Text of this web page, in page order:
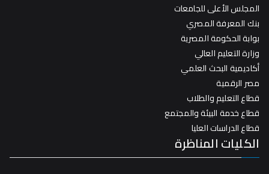
المجلس الأعلى للجامعات
بنك المعرفة المصري
بوابة الحكومة المصرية
وزارة التعليم العالي
أكاديمية البحث العلمي
مصر الرقمية
قطاع التعليم والطلاب
قطاع خدمة البيئة والمجتمع
قطاع الدراسات العليا
الكليات المناظرة